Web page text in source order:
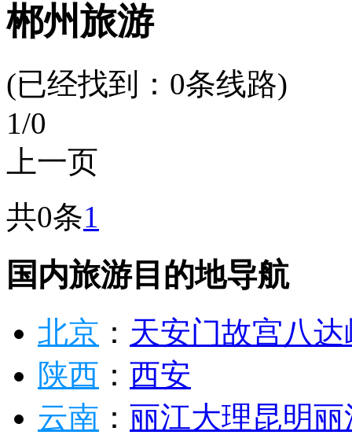
郴州旅游
(已经找到： 0条线路)
1/0
上一页
共0条1
国内旅游目的地导航
北京 ： 天安门故宫八
陕西 ： 西安
云南 ： 丽江大理昆明丽